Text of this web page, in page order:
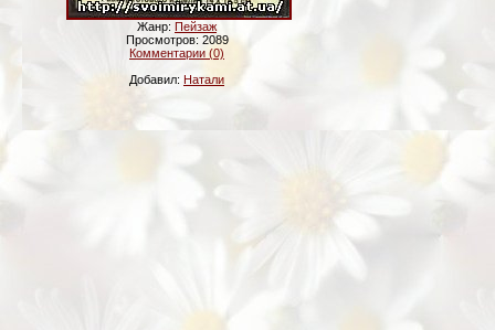
Жанр: Пейзаж
Просмотров: 2089
Комментарии (0)
Добавил: Натали